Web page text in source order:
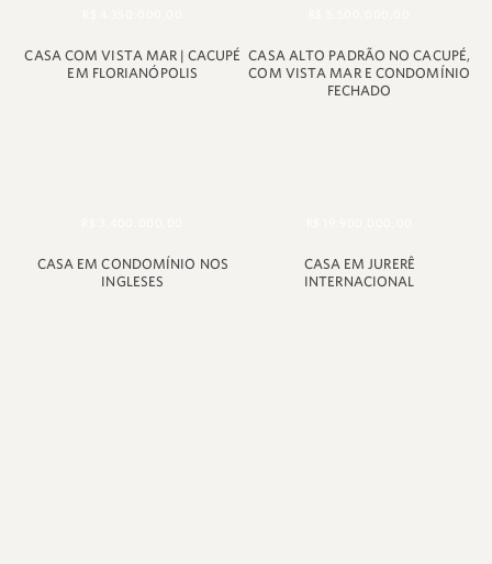
CASA COM VISTA MAR | CACUPÉ
EM FLORIANÓPOLIS
CASA ALTO PADRÃO NO CACUPÉ,
COM VISTA MAR E CONDOMÍNIO
FECHADO
CASA EM CONDOMÍNIO NOS
INGLESES
CASA EM JURERÊ
INTERNACIONAL